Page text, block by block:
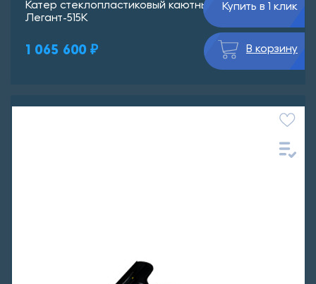
Катер стеклопластиковый каютный ВИЗА
Легант-515К
1 065 600 ₽
Купить в 1 клик
В корзину